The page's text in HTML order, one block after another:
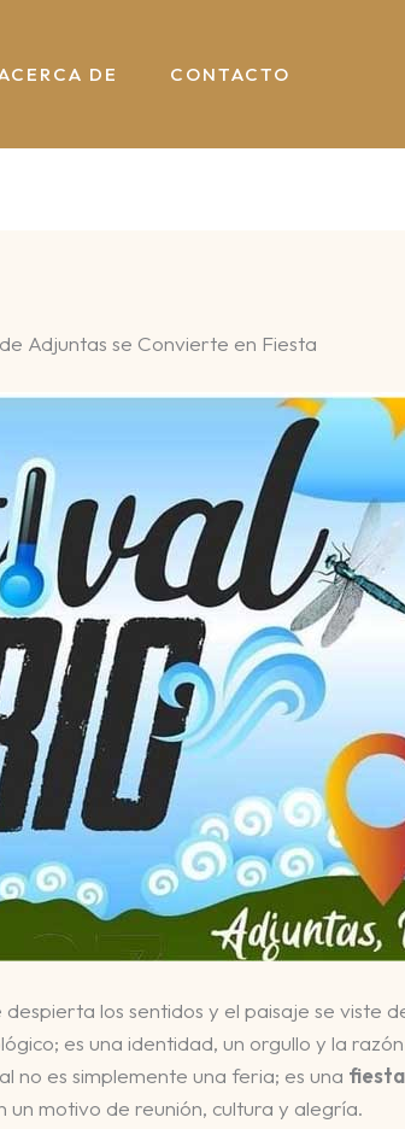
DE CONTACTO
Adjuntas se Convierte en Fiesta
los sentidos y el paisaje se viste
es una identidad, un orgullo y la
no es simplemente una feria; es una
motivo de reunión, cultura y alegría.